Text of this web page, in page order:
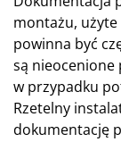
montażu,
powinna być
są nieocenione
w przypadku
Rzetelny
dokumentację